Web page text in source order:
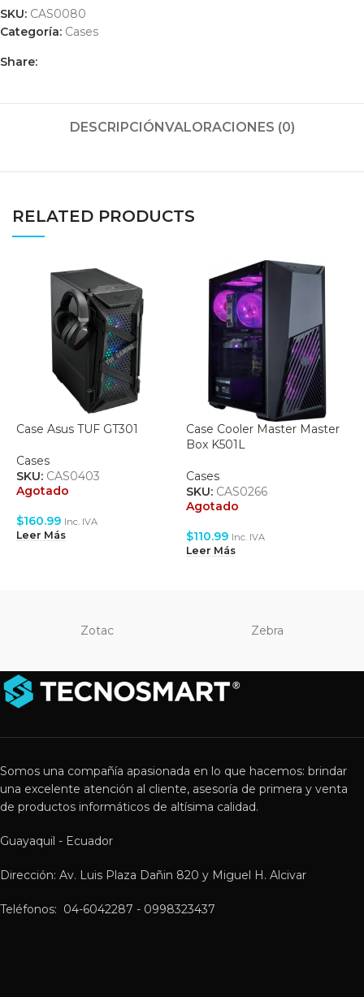
SKU: CAS0080
Categoría: Cases
Share:
DESCRIPCIÓNVALORACIONES (0)
RELATED PRODUCTS
Case Asus TUF GT301
Cases
SKU: CAS0403
Agotado
$160.99 Inc. IVA
Leer Más
Case Cooler Master Master
Box K501L
Cases
SKU: CAS0266
Agotado
$110.99 Inc. IVA
Leer Más
Zotac Zebra
Somos una compañía apasionada en lo que hacemos: brindar
una excelente atención al cliente, asesoría de primera y venta
de productos informáticos de altísima calidad.
Guayaquil - Ecuador
Dirección: Av. Luis Plaza Dañin 820 y Miguel H. Alcivar
Teléfonos: 04-6042287 - 0998323437